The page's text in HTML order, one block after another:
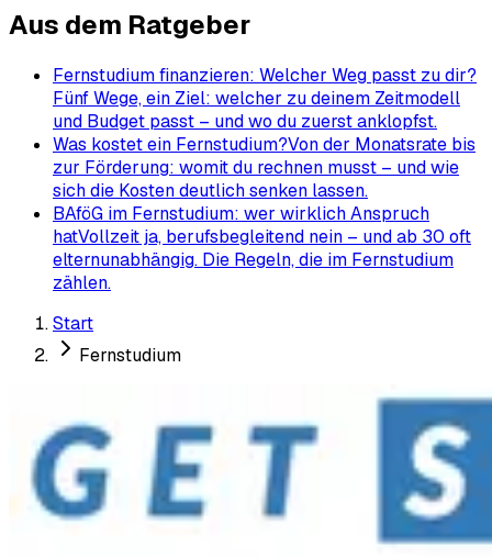
Aus dem Ratgeber
Fernstudium finanzieren: Welcher Weg passt zu dir?
Fünf Wege, ein Ziel: welcher zu deinem Zeitmodell
und Budget passt – und wo du zuerst anklopfst.
Was kostet ein Fernstudium?Von der Monatsrate bis
zur Förderung: womit du rechnen musst – und wie
sich die Kosten deutlich senken lassen.
BAföG im Fernstudium: wer wirklich Anspruch
hatVollzeit ja, berufsbegleitend nein – und ab 30 oft
elternunabhängig. Die Regeln, die im Fernstudium
zählen.
Start
Fernstudium